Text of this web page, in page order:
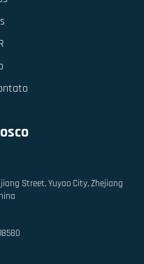
Street, Yuyao City, Zhejiang